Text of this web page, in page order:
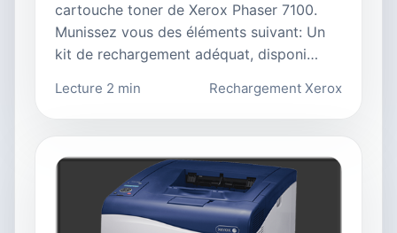
cartouche toner de Xerox Phaser 7100.
Munissez vous des éléments suivant: Un
kit de rechargement adéquat, disponi…
Lecture 2 min Rechargement Xerox